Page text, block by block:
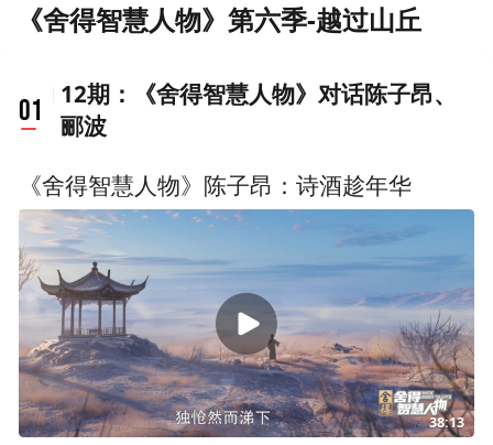
《舍得智慧人物》第六季-越过山丘
01
12期：《舍得智慧人物》对话陈子昂、
郦波
《舍得智慧人物》陈子昂：诗酒趁年华
38:13